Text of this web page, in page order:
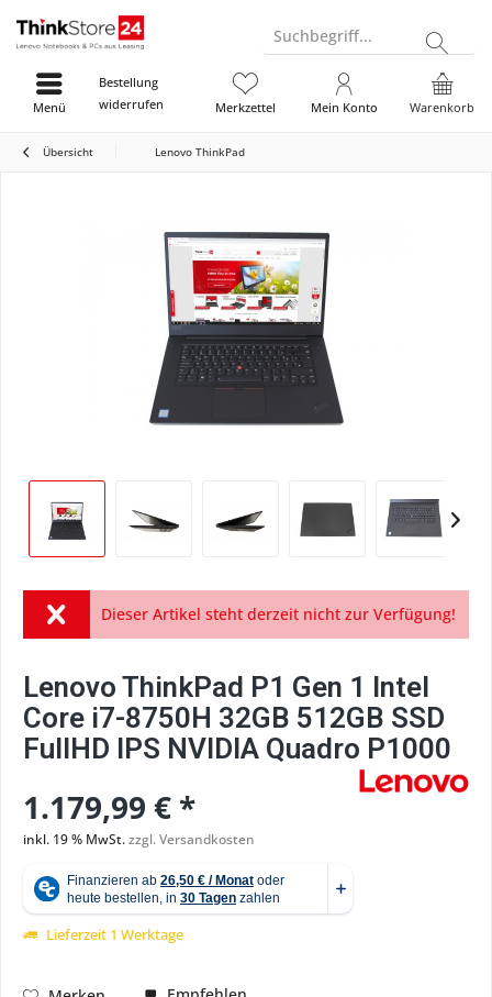
Suchbegriff...
Bestellung
widerrufen
Warenkorb
Merkzettel Mein Konto
Menü
Übersicht Lenovo ThinkPad
Dieser Artikel steht derzeit nicht zur Verfügung!
Lenovo ThinkPad P1 Gen 1 Intel
Core i7-8750H 32GB 512GB SSD
FullHD IPS NVIDIA Quadro P1000
1.179,99 € *
inkl. 19 % MwSt.zzgl. Versandkosten
Lieferzeit 1 Werktage